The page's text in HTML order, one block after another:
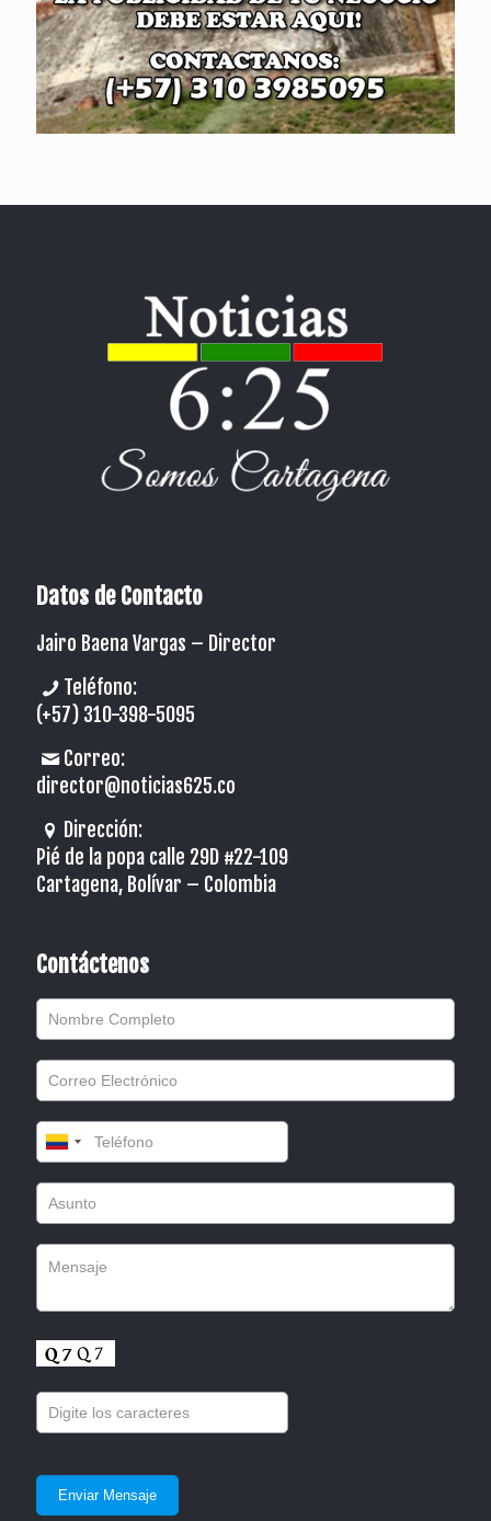
Datos de Contacto
Jairo Baena Vargas – Director
Teléfono:
(+57) 310-398-5095
Correo:
director@noticias625.co
Dirección:
Pié de la popa calle 29D #22-109
Cartagena, Bolívar – Colombia
Contáctenos